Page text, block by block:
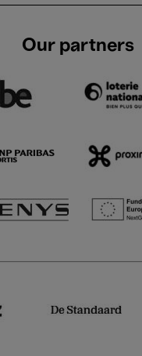
Our partners